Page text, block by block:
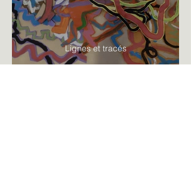
Lignes et tracés